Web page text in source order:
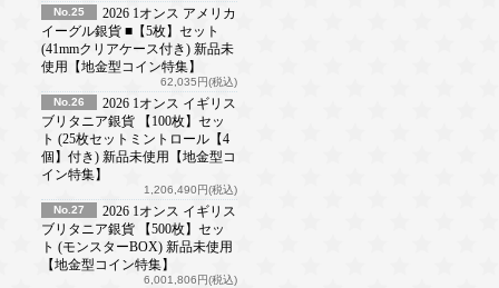
No.25
2026 1オンス アメリカ
イーグル銀貨 ■【5枚】セット
(41mmクリアケース付き) 新品未
使用【地金型コイン特集】
62,035円(税込)
No.26
2026 1オンス イギリス
ブリタニア銀貨 【100枚】セッ
ト (25枚セットミントロール【4
個】付き) 新品未使用【地金型コ
イン特集】
1,206,490円(税込)
No.27
2026 1オンス イギリス
ブリタニア銀貨 【500枚】セッ
ト (モンスターBOX) 新品未使用
【地金型コイン特集】
6,001,806円(税込)